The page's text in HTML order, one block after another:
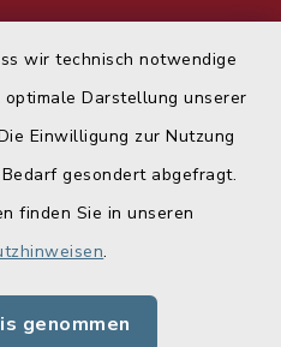
wir technisch notwendige
optimale Darstellung unserer
Einwilligung zur Nutzung
gesondert abgefragt.
finden Sie in unseren
.
genommen